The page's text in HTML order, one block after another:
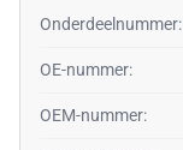
Onderdeelnummer:
OE-nummer:
OEM-nummer: